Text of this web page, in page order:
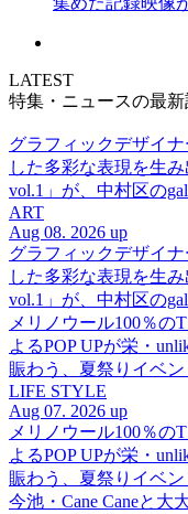
LATEST
特集・ニュースの最
グラフィックデザイ
した多彩な表現を生
vol.1」が、中村区の
ART
Aug 08. 2026 up
グラフィックデザイ
した多彩な表現を生
vol.1」が、中村区の
メリノウール100％の
よるPOP UPが栄・
賑わう、夏祭りイベン
LIFE STYLE
Aug 07. 2026 up
メリノウール100％の
よるPOP UPが栄・
賑わう、夏祭りイベン
今池・Cane Caneと大